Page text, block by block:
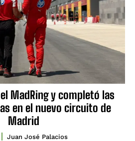
MadRing y completó las
en el nuevo circuito de
Madrid
Juan José Palacios